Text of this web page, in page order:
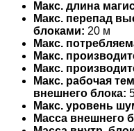
Макс. длина
Макс. перепад
блоками: 20 м
Макс.
Макс.
Макс.
Макс. рабочая
внешнего блока:
Макс. уровень
Масса внешнего